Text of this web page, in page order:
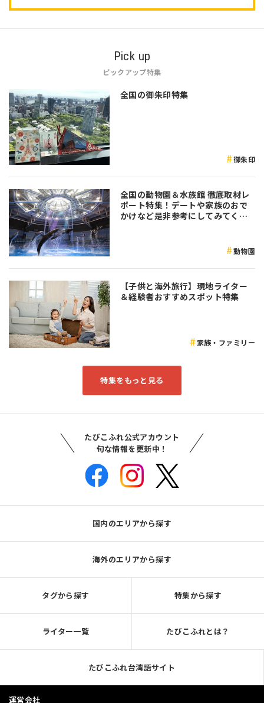
Pick up
ピックアップ特集
全国の御朱印特集
御朱印
全国の動物園＆水族館 徹底取材レ
ポート特集！デートや家族のおで
かけなど是非参考にしてみてくだ
動物園
【子供と海外旅行】現地ライター
＆経験者おすすめスポット特集
家族・ファミリー
特集をもっと見る
たびこふれ公式アカウント
旬な情報を更新中！
国内のエリアから探す
海外のエリアから探す
タグから探す 特集から探す
ライター一覧 たびこふれとは？
たびこふれ台湾語サイト
運営会社